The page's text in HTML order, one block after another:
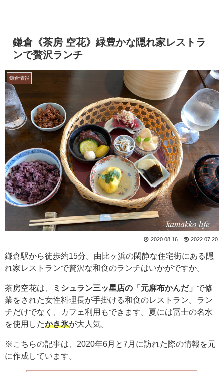
鎌倉《茶房 空花》緑豊かな隠れ家レストラ
ンで贅沢ランチ
鎌倉情報
2022.07.20
2020.08.16
鎌倉駅から徒歩約15分。由比ヶ浜の閑静な住宅街にある隠
れ家レストランで贅沢な和食のランチはいかがですか。
茶房空花は、 ミシュラン三ッ星店の「元麻布かんだ」 で修
業をされた女性料理長が手掛ける和食のレストラン。ラン
チだけでなく、カフェ利用もできます。夏には冨士の名水
を使用したかき氷が大人気。
※こちらの記事は、2020年6月と7月に訪れた際の情報を元
に作成しています。